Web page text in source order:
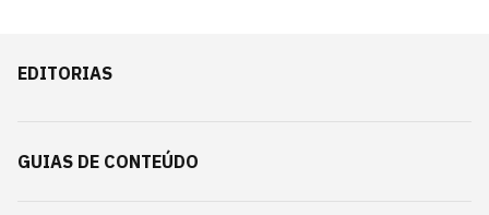
EDITORIAS
GUIAS DE CONTEÚDO